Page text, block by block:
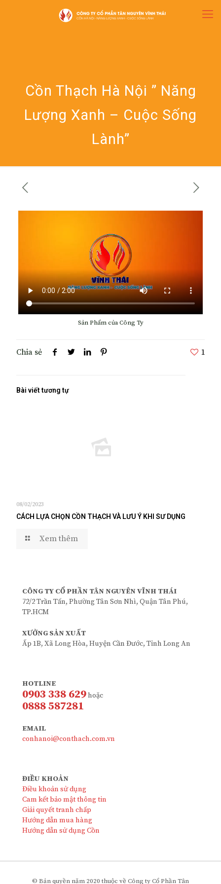
Cồn Thạch Hà Nội ” Năng
Lượng Xanh – Cuộc Sống
Lành”
Sản Phẩm của Công Ty
Chia sẻ 1
Bài viết tương tự
08/02/2023
CÁCH LỰA CHỌN CỒN THẠCH VÀ LƯU Ý KHI SƯ DỤNG
Xem thêm
CÔNG TY CỔ PHẦN TÂN NGUYÊN VĨNH THÁI
72/2 Trần Tấn, Phường Tân Sơn Nhì, Quận Tân Phú,
TP.HCM
XƯỞNG SẢN XUẤT
Ấp 1B, Xã Long Hòa, Huyện Cần Đước, Tỉnh Long An
HOTLINE
0903 338 629hoặc
0888 587281
EMAIL
conhanoi@conthach.com.vn
ĐIỀU KHOẢN
Điều khoản sử dụng
Cam kết bảo mật thông tin
Giải quyết tranh chấp
Hướng dẫn mua hàng
Hướng dẫn sử dụng Cồn
© Bản quyền năm 2020 thuộc về Công ty Cổ Phần Tân